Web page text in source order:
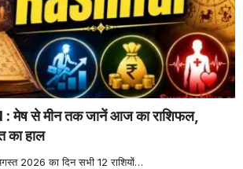
से मीन तक जानें आज का राशिफल,
का हाल
2026 का दिन सभी 12 राशियों…